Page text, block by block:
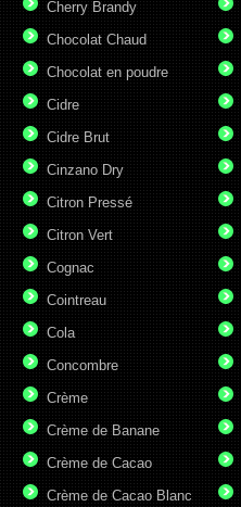
Cherry Brandy
Chocolat Chaud
Chocolat en poudre
Cidre
Cidre Brut
Cinzano Dry
Citron Pressé
Citron Vert
Cognac
Cointreau
Cola
Concombre
Crème
Crème de Banane
Crème de Cacao
Crème de Cacao Blanc